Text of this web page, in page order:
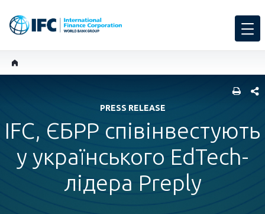
PRESS RELEASE
IFC, ЄБРР співінвестують
у українського EdTech-
лідера Preply